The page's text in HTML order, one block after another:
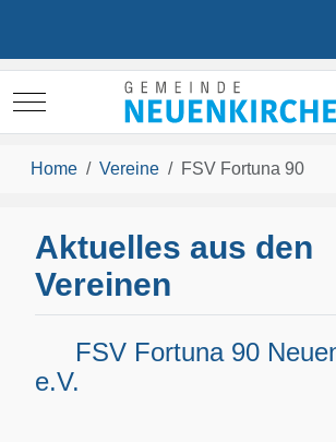
Mobile Menu Toggle
Home Vereine FSV Fortuna 90
Aktuelles aus den
Vereinen
FSV Fortuna 90
e.V.